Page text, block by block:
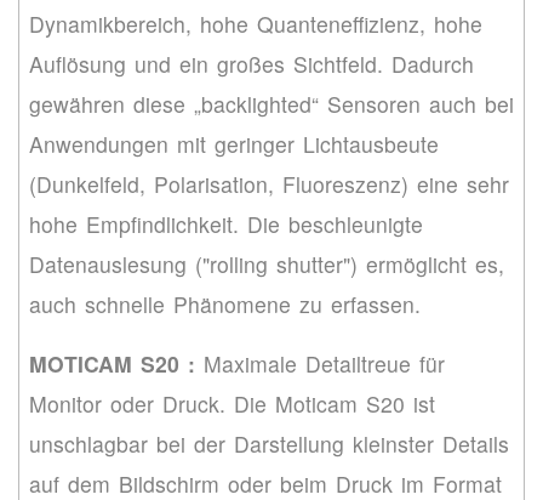
Dynamikbereich, hohe Quanteneffizienz, hohe
Auflösung und ein großes Sichtfeld. Dadurch
gewähren diese „backlighted“ Sensoren auch bei
Anwendungen mit geringer Lichtausbeute
(Dunkelfeld, Polarisation, Fluoreszenz) eine sehr
hohe Empfindlichkeit. Die beschleunigte
Datenauslesung ("rolling shutter") ermöglicht es,
auch schnelle Phänomene zu erfassen.
MOTICAM S20 : Maximale Detailtreue für
Monitor oder Druck. Die Moticam S20 ist
unschlagbar bei der Darstellung kleinster Details
auf dem Bildschirm oder beim Druck im Format